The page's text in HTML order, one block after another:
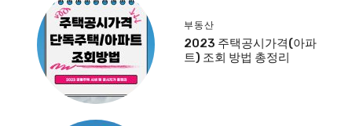
부동산
2023 주택공시가격(아파
트) 조회 방법 총정리